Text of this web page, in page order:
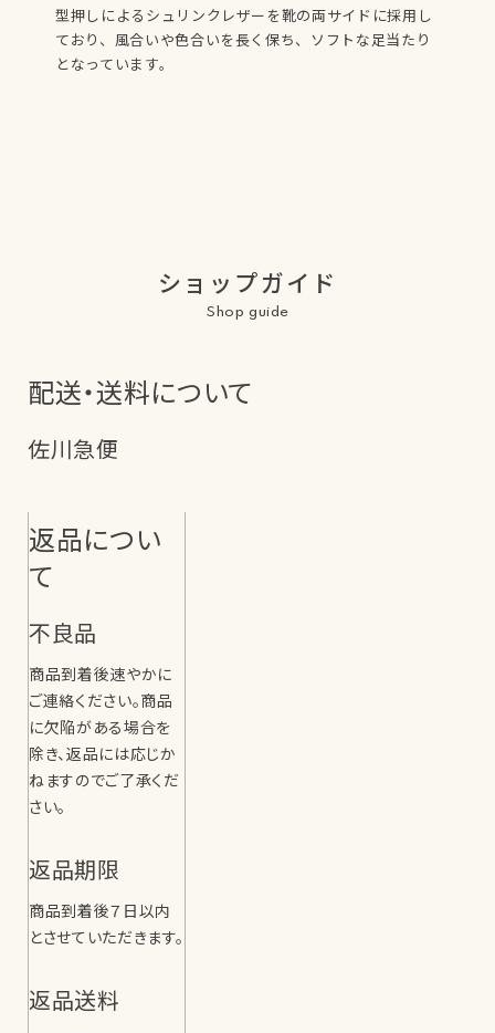
型押しによるシュリンクレザーを靴の両サイドに採用し
ており、風合いや色合いを長く保ち、ソフトな足当たり
となっています。
ショップガイド
Shop guide
配送・送料について
佐川急便
返品につい
て
不良品
商品到着後速やかに
ご連絡ください。商品
に欠陥がある場合を
除き、返品には応じか
ねますのでご了承くだ
さい。
返品期限
商品到着後７日以内
とさせていただきます。
返品送料